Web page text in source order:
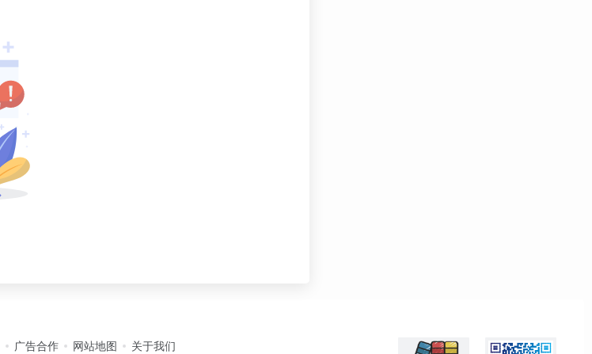
广告合作 网站地图 关于我们